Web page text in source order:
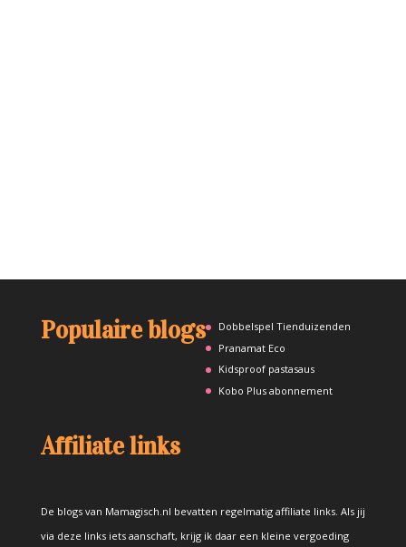
Populaire blogs
Dobbelspel Tienduizenden
Pranamat Eco
Kidsproof pastasaus
Kobo Plus abonnement
Affiliate links
De blogs van Mamagisch.nl bevatten regelmatig affiliate links. Als jij
via deze links iets aanschaft, krijg ik daar een kleine vergoeding